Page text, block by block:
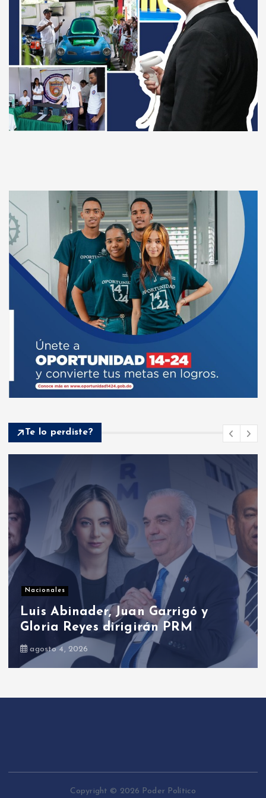
Te lo perdiste?
Presidenciales
Presidente Abinader abrirá XVI
congreso internacional de dirección
de proyectos de PMI República
Dominicana
agosto 5, 2026
Copyright © 2026 Poder Político